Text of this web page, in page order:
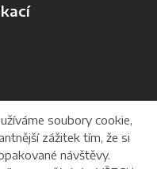
soubory cookie,
zážitek tím, že si
návštěvy.